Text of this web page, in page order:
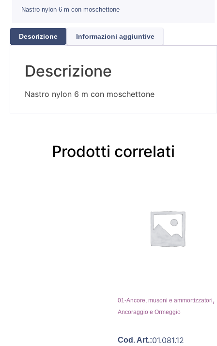
Nastro nylon 6 m con moschettone
Descrizione Informazioni aggiuntive
Descrizione
Nastro nylon 6 m con moschettone
Prodotti correlati
01-Ancore, musoni e ammortizzatori,
Ancoraggio e Ormeggio
Cod. Art.:01.081.12